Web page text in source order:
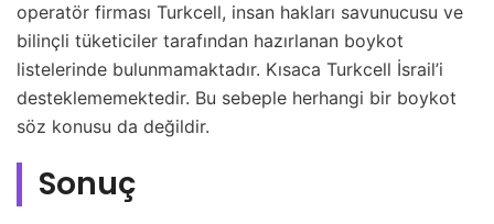
operatör firması Turkcell, insan hakları savunucusu ve
bilinçli tüketiciler tarafından hazırlanan boykot
listelerinde bulunmamaktadır. Kısaca Turkcell İsrail’i
desteklememektedir. Bu sebeple herhangi bir boykot
söz konusu da değildir.
Sonuç